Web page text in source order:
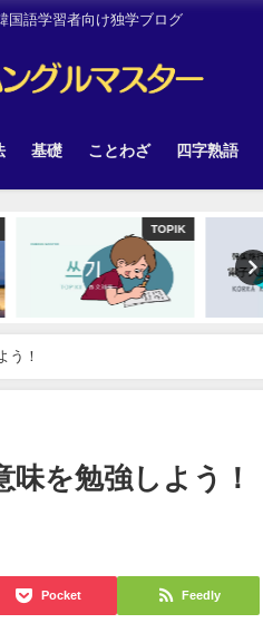
国語学習者向け独学ブログ
基礎 ことわざ 四字熟語
う！
を勉強しよう！
Pocket Feedly